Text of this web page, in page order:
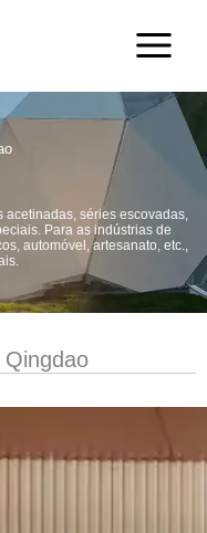
acetinadas, séries escovadas,
Para as indústrias de
automóvel, artesanato, etc.,